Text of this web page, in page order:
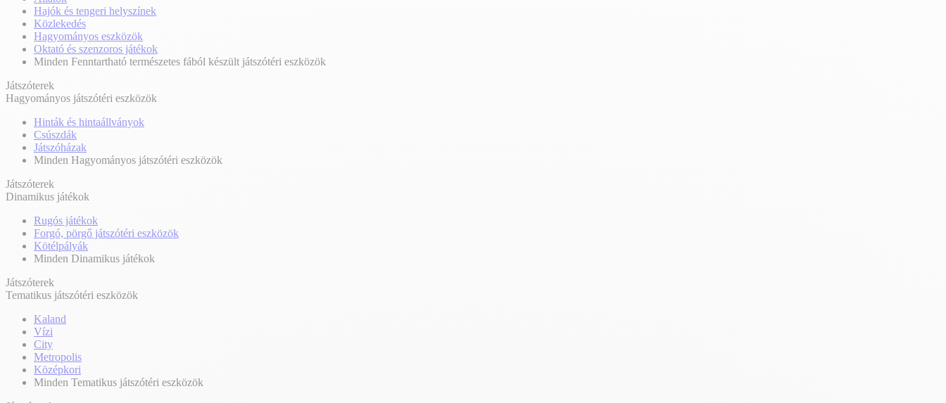
Hajók és tengeri helyszínek
Közlekedés
Hagyományos eszközök
Oktató és szenzoros játékok
Minden Fenntartható természetes fából készült játszótéri eszközök
Játszóterek
Hagyományos játszótéri eszközök
Hinták és hintaállványok
Csúszdák
Játszóházak
Minden Hagyományos játszótéri eszközök
Játszóterek
Dinamikus játékok
Rugós játékok
Forgó, pörgő játszótéri eszközök
Kötélpályák
Minden Dinamikus játékok
Játszóterek
Tematikus játszótéri eszközök
Kaland
Vízi
City
Metropolis
Középkori
Minden Tematikus játszótéri eszközök